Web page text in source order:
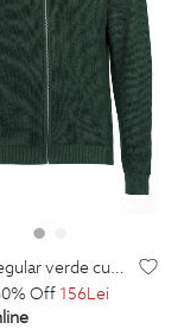
cu fermoar din bumbac si acril
Off 156Lei